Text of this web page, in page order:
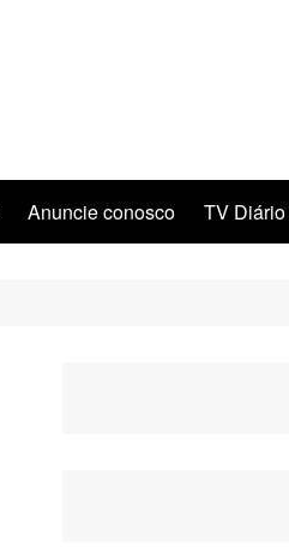
Anuncie conosco TV Diário